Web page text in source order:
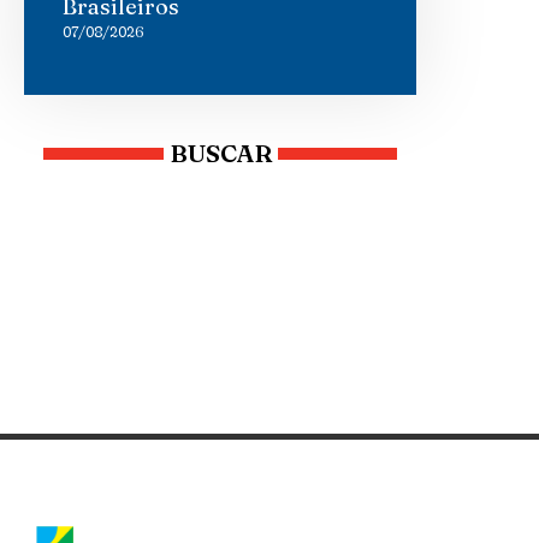
Brasileiros
07/08/2026
BUSCAR